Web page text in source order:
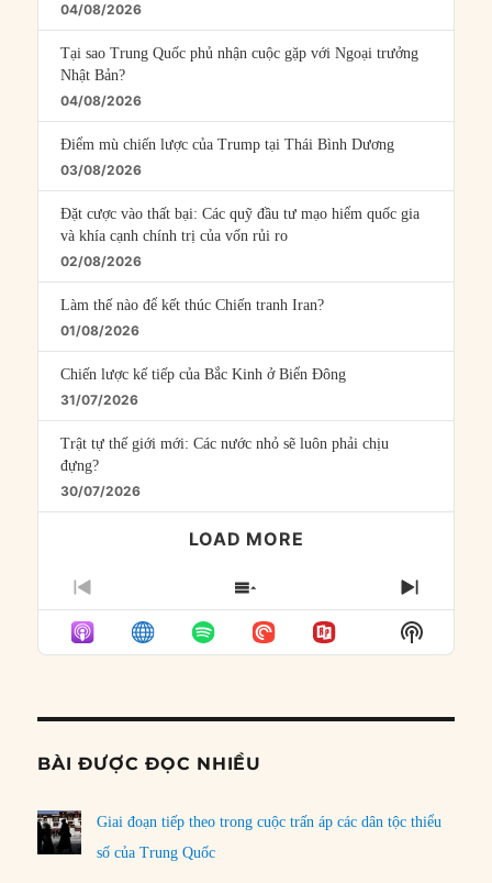
04/08/2026
Tại sao Trung Quốc phủ nhận cuộc gặp với Ngoại trưởng
Nhật Bản?
04/08/2026
Điểm mù chiến lược của Trump tại Thái Bình Dương
03/08/2026
Đặt cược vào thất bại: Các quỹ đầu tư mạo hiểm quốc gia
và khía cạnh chính trị của vốn rủi ro
02/08/2026
Làm thế nào để kết thúc Chiến tranh Iran?
01/08/2026
Chiến lược kế tiếp của Bắc Kinh ở Biển Đông
31/07/2026
Trật tự thế giới mới: Các nước nhỏ sẽ luôn phải chịu
đựng?
30/07/2026
LOAD MORE
PREVIOUS
EPISODE
SHOW
EPISODES
LIST
NEXT
Show
Podcast
BÀI ĐƯỢC ĐỌC NHIỀU
Giai đoạn tiếp theo trong cuộc trấn áp các dân tộc thiểu
số của Trung Quốc